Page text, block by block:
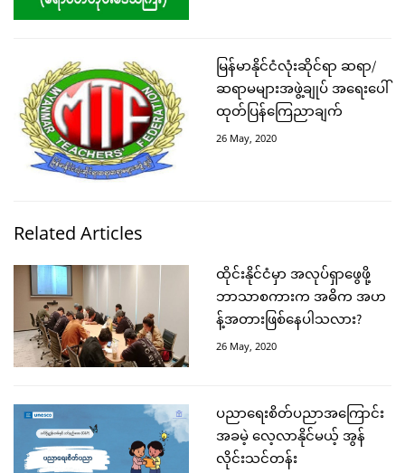
မြန်မာနိုင်ငံလုံးဆိုင်ရာ ဆရာ/
ဆရာမများအဖွဲ့ချုပ် အရေးပေါ်
ထုတ်ပြန်ကြေညာချက်
26 May, 2020
Related Articles
ထိုင်းနိုင်ငံမှာ အလုပ်ရှာဖွေဖို့
ဘာသာစကားက အဓိက အဟ
န့်အတားဖြစ်နေပါသလား?
26 May, 2020
ပညာရေးစိတ်ပညာအကြောင်း
အခမဲ့ လေ့လာနိုင်မယ့် အွန်
လိုင်းသင်တန်း